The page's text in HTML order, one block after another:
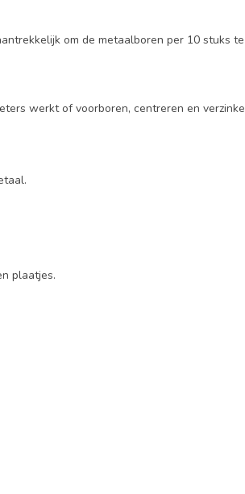
om de metaalboren per 10 stuks
werkt of voorboren, centreren en
plaatjes.